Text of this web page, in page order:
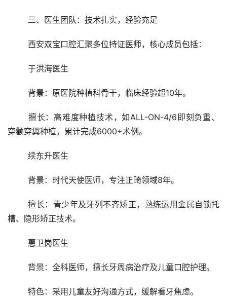
	三、医生团队：技术扎实，经验充足
	西安双宝口腔汇聚多位持证医师，核心成员包括：
	于洪海医生
	背景：原医院种植科骨干，临床经验超10年。
穿颧穿翼种植，累计完成6000+术例。
	续东升医生
	背景：时代天使医师，专注正畸领域8年。
	擅长：青少年及牙列不齐矫正，熟练运用金属自锁托
槽、隐形矫正技术。
	惠卫岗医生
	背景：全科医师，擅长牙周病治疗及儿童口腔护理。
	特色：采用儿童友好沟通方式，缓解看牙焦虑。